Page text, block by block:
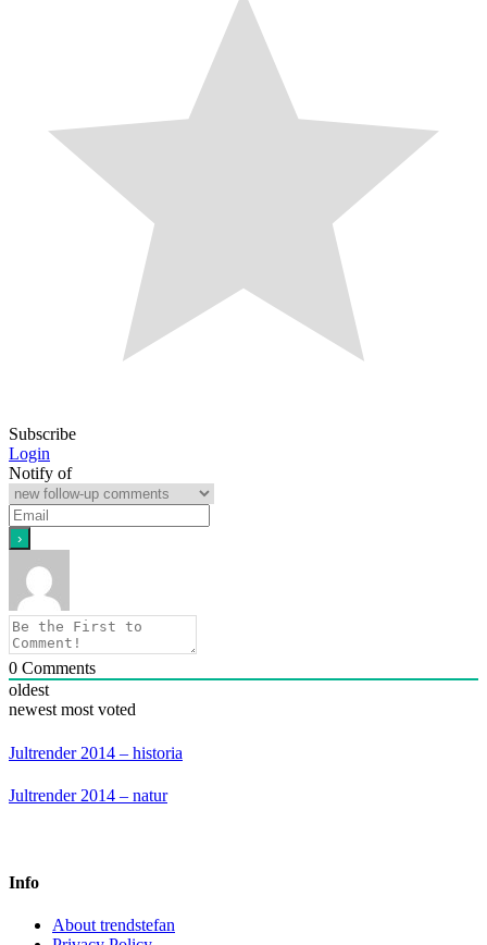
Subscribe
Login
Notify of
0 Comments
oldest
newest most voted
Jultrender 2014 – historia
Jultrender 2014 – natur
Info
About trendstefan